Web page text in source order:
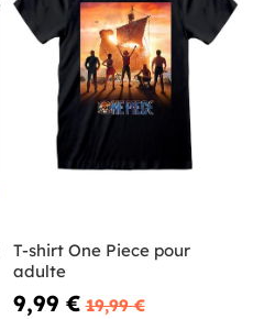
T-shirt One Piece pour
adulte
9,99 € 19,99 €